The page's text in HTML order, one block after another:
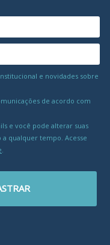
e novidades sobre
de acordo com
e você pode alterar suas
qualquer tempo. Acesse